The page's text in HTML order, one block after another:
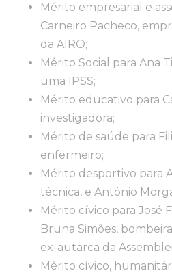
Mérito empresarial e
Carneiro Pacheco,
da AIRO;
Mérito Social para Ana
uma IPSS;
Mérito educativo para
investigadora;
Mérito de saúde para
enfermeiro;
Mérito desportivo para
técnica, e António
Mérito cívico para José
Bruna Simões,
ex-autarca da
Mérito cívico,